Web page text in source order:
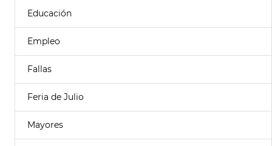
Educación
Empleo
Fallas
Feria de Julio
Mayores